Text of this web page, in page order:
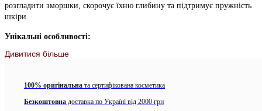
розгладити зморшки, скорочує їхню глибину та підтримує пружність
шкіри.
Унікальні особливості:
Висококонцентрований склад для боротьби зі зморшками та
Ліфтинг-ефект для підвищення пружності та зміцнення
овалу обличчя.
Дивитися більше
100% оригінальна та сертифікована косметика
Безкоштовна доставка по Україні від 2000 грн